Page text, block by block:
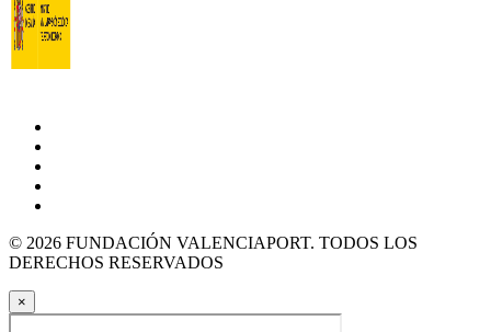
© 2026 FUNDACIÓN VALENCIAPORT. TODOS LOS
DERECHOS RESERVADOS
×